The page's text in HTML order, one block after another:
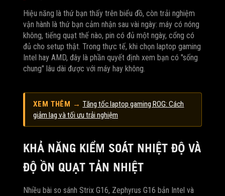
Hiệu năng là thứ bạn thấy trên biểu đồ, còn trải nghiệm
vận hành là thứ bạn cảm nhận sau vài ngày: máy có nóng
không, tiếng quạt thế nào, pin có đủ một ngày, cổng có
đủ cho setup thật. Trong thực tế, khi chọn laptop gaming
Intel hay AMD, đây là phần quyết định xem bạn có "sống
chung" lâu dài được với máy hay không.
XEM THÊM → Tăng tốc laptop gaming ROG: Cách
giảm lag và tối ưu trải nghiệm
KHẢ NĂNG KIỂM SOÁT NHIỆT ĐỘ VÀ
ĐỘ ỒN QUẠT TẢN NHIỆT
Nhiều bài so sánh Strix G16, Zephyrus G16 bản Intel và